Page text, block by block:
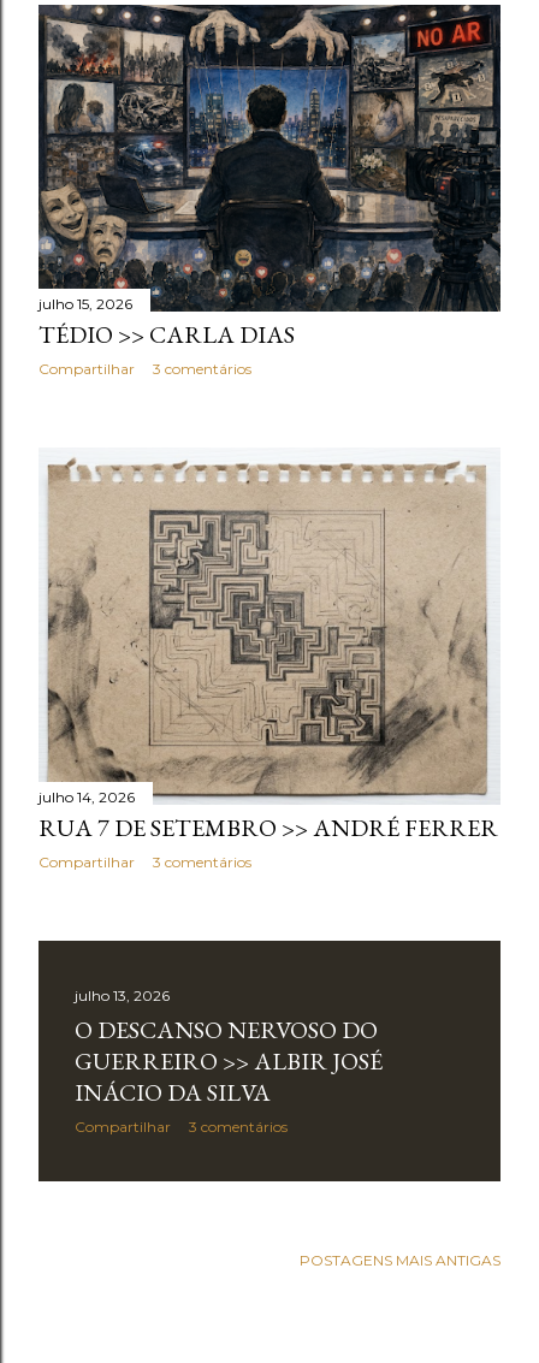
julho 15, 2026
TÉDIO >> CARLA DIAS
Compartilhar 3 comentários
julho 14, 2026
RUA 7 DE SETEMBRO >> ANDRÉ FERRER
Compartilhar 3 comentários
julho 13, 2026
O DESCANSO NERVOSO DO
GUERREIRO >> ALBIR JOSÉ
INÁCIO DA SILVA
Compartilhar 3 comentários
POSTAGENS MAIS ANTIGAS